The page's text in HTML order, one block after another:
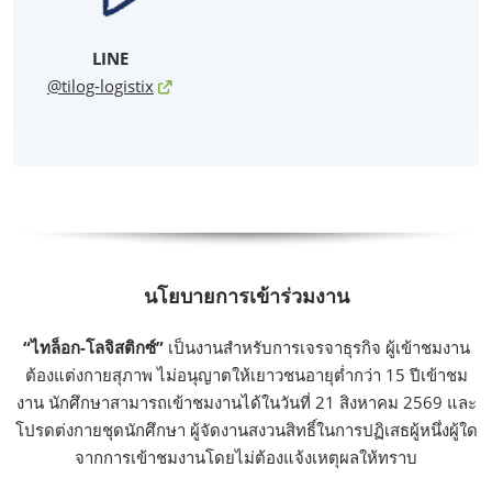
LINE
@tilog-logistix
นโยบายการเข้าร่วมงาน
“ไทล็อก-โลจิสติกซ์”เป็นงานสำหรับการเจรจาธุรกิจ ผู้เข้าชมงาน
ต้องแต่งกายสุภาพ ไม่อนุญาตให้เยาวชนอายุต่ำกว่า 15 ปีเข้าชม
งาน นักศึกษาสามารถเข้าชมงานได้ในวันที่ 21 สิงหาคม 2569 และ
โปรดต่งกายชุดนักศึกษา ผู้จัดงานสงวนสิทธิ์ในการปฏิเสธผู้หนึ่งผู้ใด
จากการเข้าชมงานโดยไม่ต้องแจ้งเหตุผลให้ทราบ